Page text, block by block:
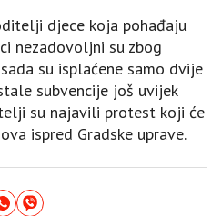
djece koja pohađaju
nezadovoljni su zbog
su isplaćene samo dvije
subvencije još uvijek
su najavili protest koji će
ispred Gradske uprave.